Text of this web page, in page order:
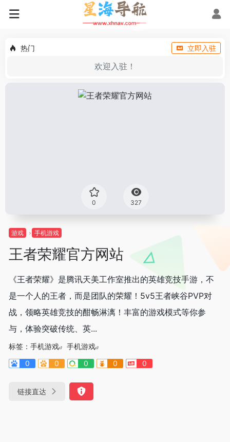
热门 立即入驻
欢迎入驻！
0 327
游戏 手机游戏
王者荣耀官方网站
《王者荣耀》是腾讯天美工作室推出的英雄竞技手游，不
是一个人的王者，而是团队的荣耀！5v5王者峡谷PVP对
战，领略英雄竞技的酣畅淋漓！丰富的游戏模式等你参
与，体验突破传统、英...
标签： 手机游戏
手机游戏
0
0 0 0 0
链接直达